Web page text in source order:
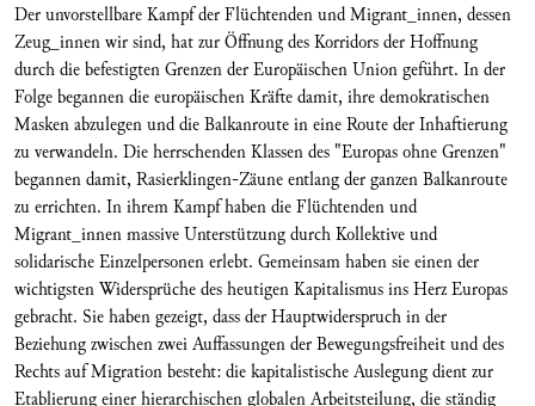
Der unvorstellbare Kampf der Flüchtenden und Migrant_innen, dessen
Zeug_innen wir sind, hat zur Öffnung des Korridors der Hoffnung
durch die befestigten Grenzen der Europäischen Union geführt. In der
Folge begannen die europäischen Kräfte damit, ihre demokratischen
Masken abzulegen und die Balkanroute in eine Route der Inhaftierung
zu verwandeln. Die herrschenden Klassen des "Europas ohne Grenzen"
begannen damit, Rasierklingen-Zäune entlang der ganzen Balkanroute
zu errichten. In ihrem Kampf haben die Flüchtenden und
Migrant_innen massive Unterstützung durch Kollektive und
solidarische Einzelpersonen erlebt. Gemeinsam haben sie einen der
wichtigsten Widersprüche des heutigen Kapitalismus ins Herz Europas
gebracht. Sie haben gezeigt, dass der Hauptwiderspruch in der
Beziehung zwischen zwei Auffassungen der Bewegungsfreiheit und des
Rechts auf Migration besteht: die kapitalistische Auslegung dient zur
Etablierung einer hierarchischen globalen Arbeitsteilung, die ständig